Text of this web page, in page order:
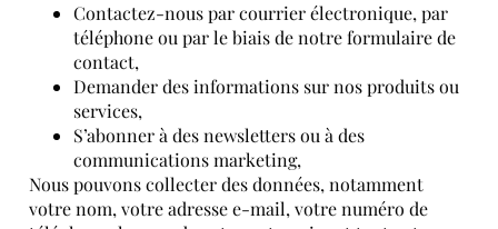
Contactez-nous par courrier électronique, par
téléphone ou par le biais de notre formulaire de
contact,
Demander des informations sur nos produits ou
services,
S’abonner à des newsletters ou à des
communications marketing,
Nous pouvons collecter des données, notamment
votre nom, votre adresse e-mail, votre numéro de